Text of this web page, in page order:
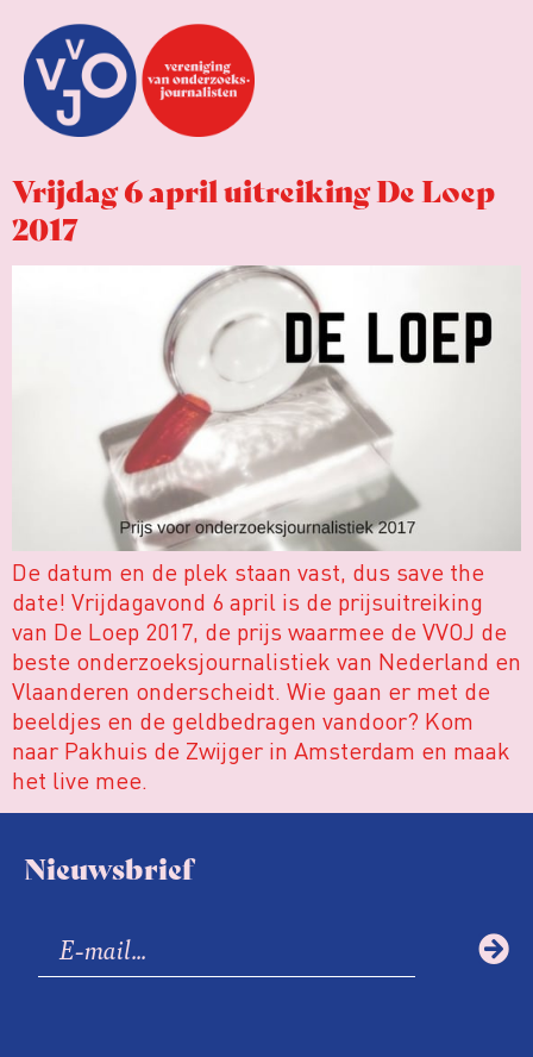
Vrijdag 6 april uitreiking De Loep
2017
De datum en de plek staan vast, dus save the
date! Vrijdagavond 6 april is de prijsuitreiking
van De Loep 2017, de prijs waarmee de VVOJ de
beste onderzoeksjournalistiek van Nederland en
Vlaanderen onderscheidt. Wie gaan er met de
beeldjes en de geldbedragen vandoor? Kom
naar Pakhuis de Zwijger in Amsterdam en maak
het live mee.
Nieuwsbrief